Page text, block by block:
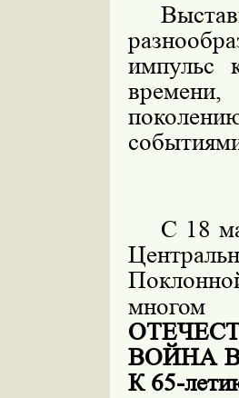
импульс
С 18
многом
ВОЙНА
К 65-